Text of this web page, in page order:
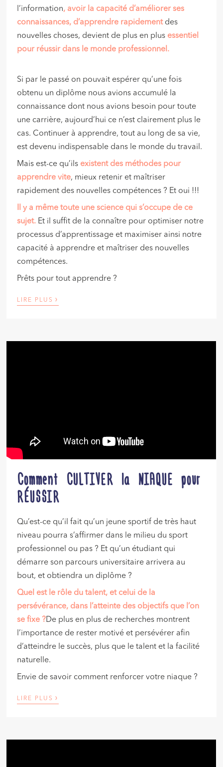
l’information, avoir la capacité d’améliorer ses
connaissances, d’apprendre rapidement des
nouvelles choses, devient de plus en plus essentiel
pour réussir dans le monde professionnel.
Si par le passé on pouvait espérer qu’une fois
obtenu un diplôme nous avions accumulé la
connaissance dont nous avions besoin pour toute
une carrière, aujourd’hui ce n’est clairement plus le
cas. Continuer à apprendre, tout au long de sa vie,
est devenu indispensable dans le monde du travail.
Mais est-ce qu’ils existent des méthodes pour
apprendre vite, mieux retenir et maîtriser
rapidement des nouvelles compétences ? Et oui !!!
Il y a même toute une science qui s’occupe de ce
sujet. Et il suffit de la connaître pour optimiser notre
processus d’apprentissage et maximiser ainsi notre
capacité à apprendre et maîtriser des nouvelles
compétences.
Prêts pour tout apprendre ?
LIRE PLUS ›
Comment CULTIVER la NIAQUE pour
RÉUSSIR
Qu’est-ce qu’il fait qu’un jeune sportif de très haut
niveau pourra s’affirmer dans le milieu du sport
professionnel ou pas ? Et qu’un étudiant qui
démarre son parcours universitaire arrivera au
bout, et obtiendra un diplôme ?
Quel est le rôle du talent, et celui de la
persévérance, dans l’atteinte des objectifs que l’on
se fixe ?De plus en plus de recherches montrent
l’importance de rester motivé et persévérer afin
d’atteindre le succès, plus que le talent et la facilité
naturelle.
Envie de savoir comment renforcer votre niaque ?
LIRE PLUS ›